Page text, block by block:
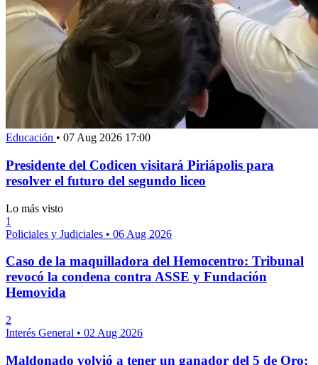
Educación • 07 Aug 2026 17:00
Presidente del Codicen visitará Piriápolis para
resolver el futuro del segundo liceo
Lo más visto
1
Policiales y Judiciales • 06 Aug 2026
Caso de la maquilladora del Hemocentro: Tribunal
revocó la condena contra ASSE y Fundación
Hemovida
2
Interés General • 02 Aug 2026
Maldonado volvió a tener un ganador del 5 de Oro;